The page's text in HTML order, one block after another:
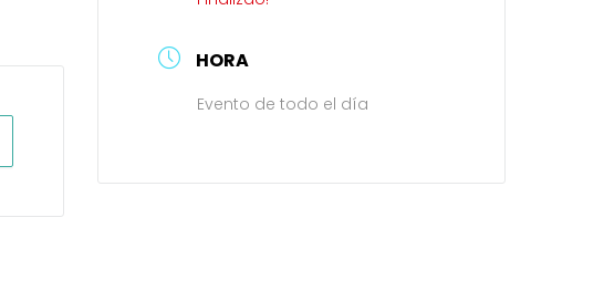
HORA
Evento de todo el día